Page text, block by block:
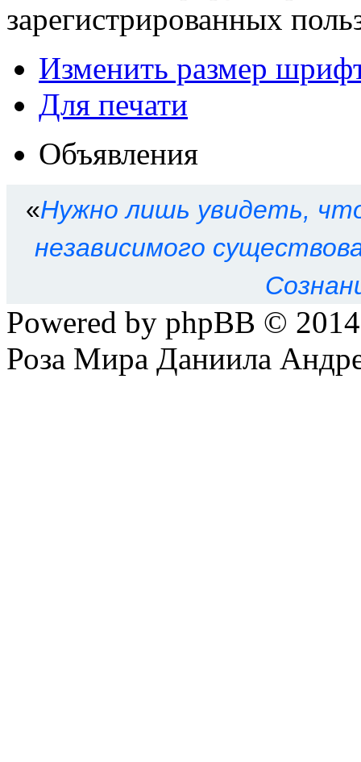
зарегистрированных
Изменить размер
Для печати
Объявления
«Нужно лишь увидеть,
независимого
Powered by phpBB ©
Роза Мира Даниила